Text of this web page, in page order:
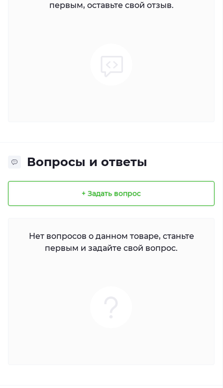
первым, оставьте свой отзыв.
Вопросы и ответы
+ Задать вопрос
Нет вопросов о данном товаре, станьте
первым и задайте свой вопрос.